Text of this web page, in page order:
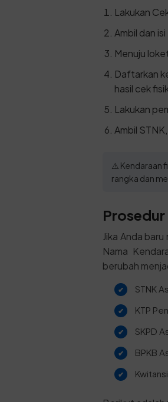
Lakukan
Ambil dan
Menuju
Daftarkan
hasil cek
Lakukan
Ambil
⚠️ Kendaraan
rangka dan
Prosedur
Jika Anda
Nama
berubah
STNK
KTP
SKPD
BPKB